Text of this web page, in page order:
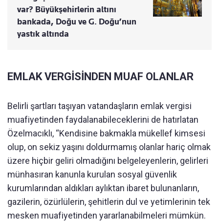
var? Büyükşehirlerin altını
bankada, Doğu ve G. Doğu’nun
yastık altında
EMLAK VERGİSİNDEN MUAF OLANLAR
Belirli şartları taşıyan vatandaşların emlak vergisi
muafiyetinden faydalanabileceklerini de hatırlatan
Özelmacıklı, “Kendisine bakmakla mükellef kimsesi
olup, on sekiz yaşını doldurmamış olanlar hariç olmak
üzere hiçbir geliri olmadığını belgeleyenlerin, gelirleri
münhasıran kanunla kurulan sosyal güvenlik
kurumlarından aldıkları aylıktan ibaret bulunanların,
gazilerin, özürlülerin, şehitlerin dul ve yetimlerinin tek
mesken muafiyetinden yararlanabilmeleri mümkün.